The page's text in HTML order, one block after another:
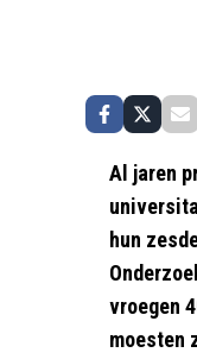
Al jaren
hun
vroegen
moesten